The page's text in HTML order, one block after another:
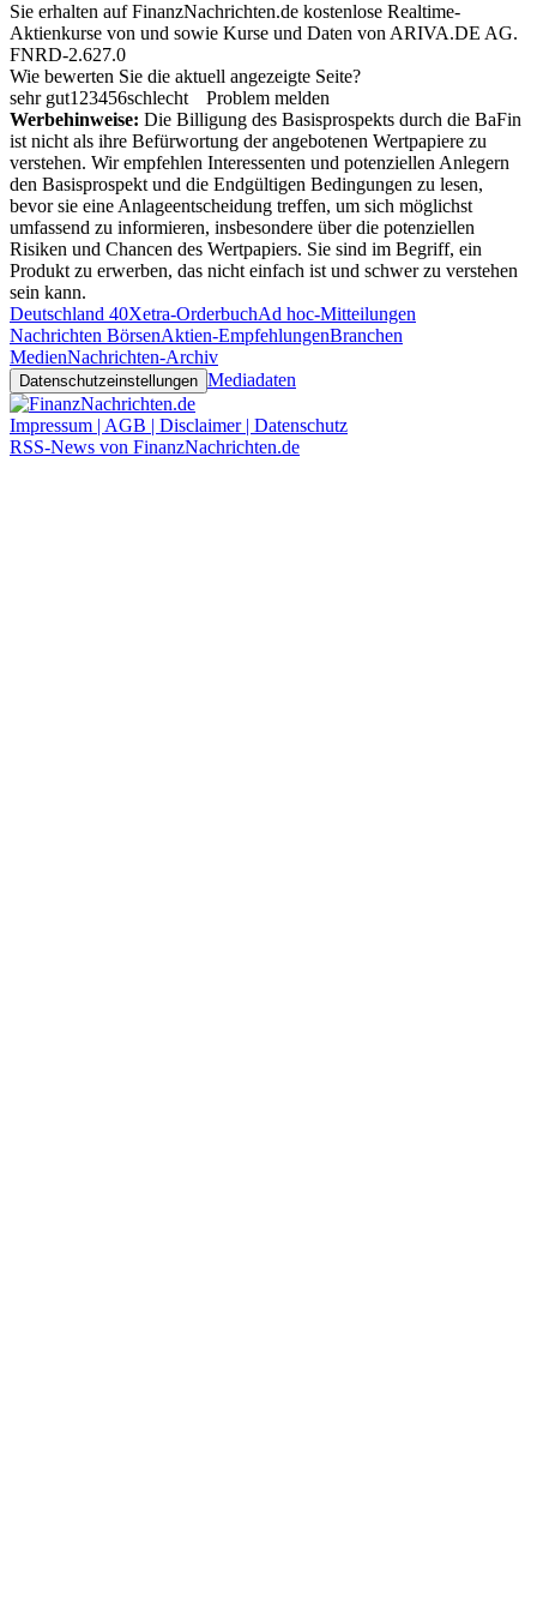
Sie erhalten auf FinanzNachrichten.de kostenlose Realtime-
Aktienkurse von und sowie Kurse und Daten von ARIVA.DE AG.
FNRD-2.627.0
Wie bewerten Sie die aktuell angezeigte Seite?
sehr gut1 23456schlecht
Problem melden
Werbehinweise: Die Billigung des Basisprospekts durch die BaFin
ist nicht als ihre Befürwortung der angebotenen Wertpapiere zu
verstehen. Wir empfehlen Interessenten und potenziellen Anlegern
den Basisprospekt und die Endgültigen Bedingungen zu lesen,
bevor sie eine Anlageentscheidung treffen, um sich möglichst
umfassend zu informieren, insbesondere über die potenziellen
Risiken und Chancen des Wertpapiers. Sie sind im Begriff, ein
Produkt zu erwerben, das nicht einfach ist und schwer zu verstehen
sein kann.
Deutschland 40Xetra-OrderbuchAd hoc-Mitteilungen
Nachrichten BörsenAktien-EmpfehlungenBranchen
MedienNachrichten-Archiv
Datenschutzeinstellungen Mediadaten
Impressum | AGB | Disclaimer | Datenschutz
RSS-News von FinanzNachrichten.de